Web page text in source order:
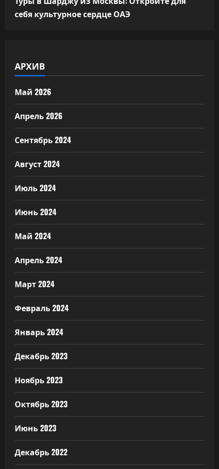
себя культурное сердце ОАЭ
АРХИВ
Май 2026
Апрель 2026
Сентябрь 2024
Август 2024
Июль 2024
Июнь 2024
Май 2024
Апрель 2024
Март 2024
Февраль 2024
Январь 2024
Декабрь 2023
Ноябрь 2023
Октябрь 2023
Июнь 2023
Декабрь 2022